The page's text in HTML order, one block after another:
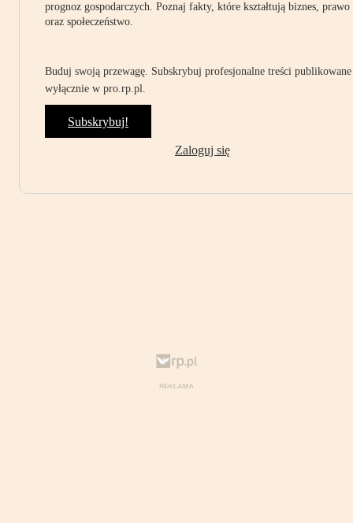
prognoz gospodarczych. Poznaj fakty, które kształtują biznes, prawo
oraz społeczeństwo.
Buduj swoją przewagę. Subskrybuj profesjonalne treści publikowane
wyłącznie w pro.rp.pl.
Subskrybuj!
Zaloguj się